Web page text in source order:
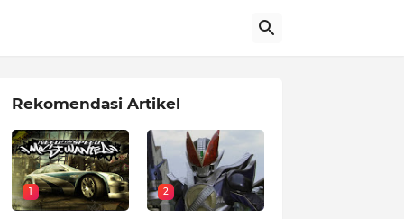
Rekomendasi Artikel
1 2